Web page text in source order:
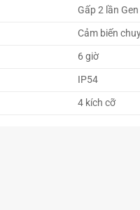
Gấp 2 lần Gen
Cảm biến
6 giờ
IP54
4 kích cỡ